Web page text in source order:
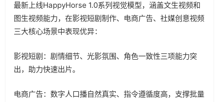
最新上线HappyHorse 1.0系列视觉模型，涵盖文生视频和
图生视频能力，在影视短剧制作、电商广告、社媒创意视频
三大核心场景中表现优异：
影视短剧：剧情细节、光影氛围、角色一致性三项能力突
出，助力快速出片。
电商广告：数字人口播自然真实、指令遵循度高，支撑批量